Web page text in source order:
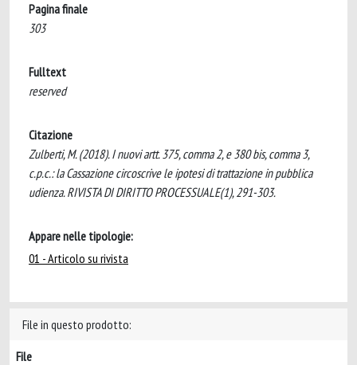
Pagina finale
303
Fulltext
reserved
Citazione
Zulberti, M. (2018). I nuovi artt. 375, comma 2, e 380 bis, comma 3,
c.p.c.: la Cassazione circoscrive le ipotesi di trattazione in pubblica
udienza. RIVISTA DI DIRITTO PROCESSUALE(1), 291-303.
Appare nelle tipologie:
01 - Articolo su rivista
File in questo prodotto:
File